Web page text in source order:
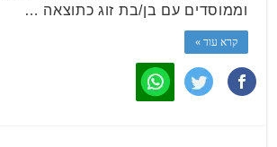
וממוסדים עם בן/בת זוג כתוצאה …
קרא עוד »